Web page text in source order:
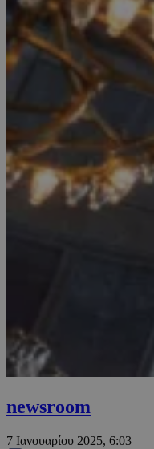
newsroom
7 Ιανουαρίου 2025, 6:03